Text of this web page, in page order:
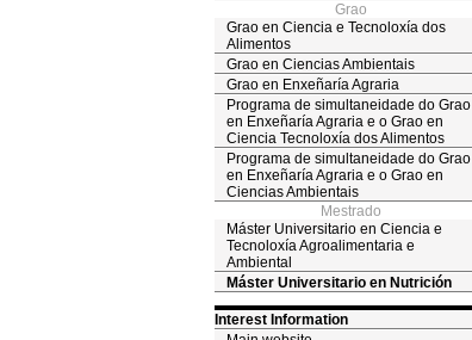
Grao
Grao en Ciencia e Tecnoloxía dos
Alimentos
Grao en Ciencias Ambientais
Grao en Enxeñaría Agraria
Programa de simultaneidade do Grao
en Enxeñaría Agraria e o Grao en
Ciencia Tecnoloxía dos Alimentos
Programa de simultaneidade do Grao
en Enxeñaría Agraria e o Grao en
Ciencias Ambientais
Mestrado
Máster Universitario en Ciencia e
Tecnoloxía Agroalimentaria e
Ambiental
Máster Universitario en Nutrición
Interest Information